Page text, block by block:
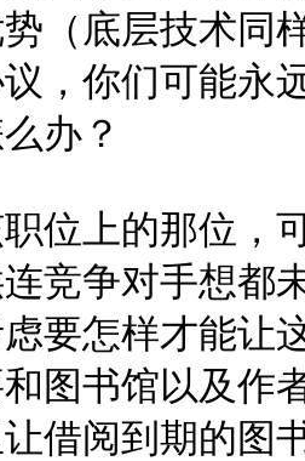
（底层技术同
，你们可能
办？
位上的那位，
竞争对手想都
要怎样才能让
图书馆以及作
借阅到期的图